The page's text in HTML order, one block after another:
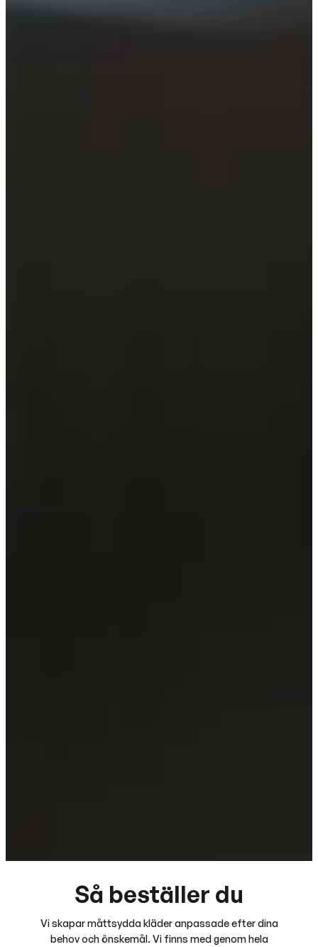
Så beställer du
Vi skapar måttsydda kläder anpassade efter dina
behov och önskemål. Vi finns med genom hela